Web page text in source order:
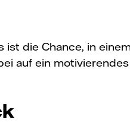
die Chance, in
auf ein